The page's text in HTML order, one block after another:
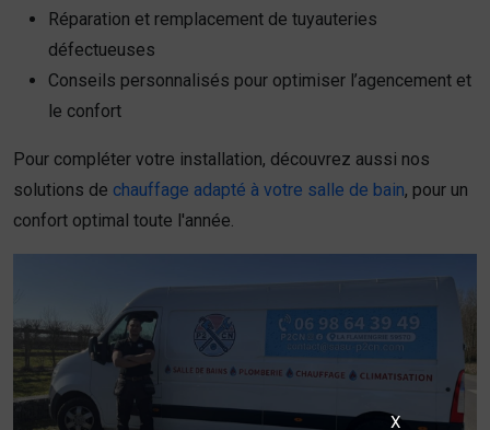
Réparation et remplacement de tuyauteries
défectueuses
Conseils personnalisés pour optimiser l’agencement et
le confort
Pour compléter votre installation, découvrez aussi nos
solutions de chauffage adapté à votre salle de bain, pour un
confort optimal toute l'année.
X